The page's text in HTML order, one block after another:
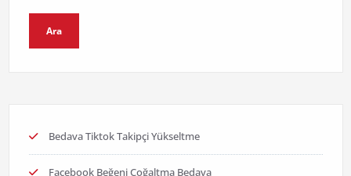
Ara
Bedava Tiktok Takipçi Yükseltme
Facebook Beğeni Çoğaltma Bedava